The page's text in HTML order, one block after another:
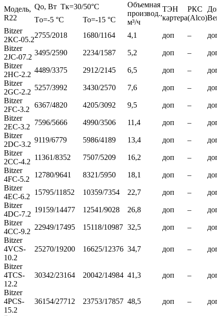
Модель,
R22
Qo, Вт Tк=30/50°C
Объемная
производ.,
м³/ч
ТЭН
картера
РКС
(Alco)
Тo=-5 °C
То=-15 °C
Bitzer
2КС-05.2
2755/2018 1680/1164 4,1 доп –
Bitzer
2JC-07.2
3495/2590 2234/1587 5,2 доп –
Bitzer
2HC-2.2
4489/3375 2912/2145 6,5 доп –
Bitzer
2GC-2.2
5257/3992 3430/2570 7,6 доп –
Bitzer
2FC-3.2
6367/4820 4205/3092 9,5 доп –
Bitzer
2EC-3.2
7596/5666 4990/3506 11,4 доп –
Bitzer
2DC-3.2
9119/6779 5986/4189 13,4 доп –
Bitzer
2CC-4.2
11361/8352 7507/5209 16,2 доп –
Bitzer
4FC-5.2
12780/9641 8321/5950 18,1 доп –
Bitzer
4EC-6.2
15795/11852 10359/7354 22,7 доп –
Bitzer
4DC-7.2
19159/14477 12541/9028 26,8 доп –
Bitzer
4CC-9.2
22949/17495 15118/10987 32,5 доп –
Bitzer
4VCS-
10.2
25270/19200 16625/12376 34,7 доп –
Bitzer
4TCS-
12.2
30342/23164 20042/14984 41,3 доп –
Bitzer
4PCS-
15.2
36154/27712 23753/17857 48,5 доп –